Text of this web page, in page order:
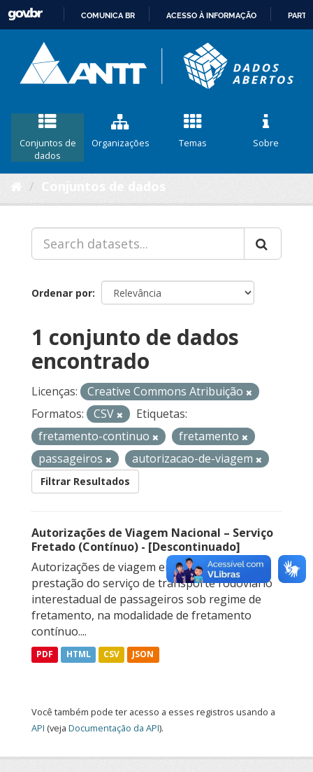
CONTEÚDO
COMUNICA BR ACESSO À INFORMAÇÃO
Conjuntos de
dados
Organizações Temas Sobre
Ordenar por
1 conjunto de dados
encontrado
Licenças:
Creative Commons Atribuição
Formatos:
CSV
Etiquetas:
fretamento-continuo
fretamento
passageiros
autorizacao-de-viagem
Filtrar Resultados
Autorizações de Viagem Nacional – Serviço
Fretado (Contínuo) - [Descontinuado]
Autorizações de viagem emitidas para a
prestação do serviço de transporte rodoviário
interestadual de passageiros sob regime de
fretamento, na modalidade de fretamento
contínuo....
PDF HTML CSV JSON
Você também pode ter acesso a esses registros usando a
API (veja Documentação da API).